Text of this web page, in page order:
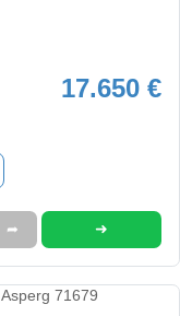
17.650 €
➦ ➜